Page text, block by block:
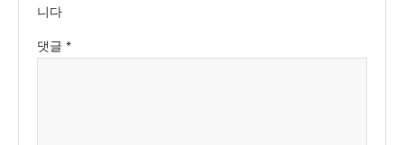
니다
댓글 *